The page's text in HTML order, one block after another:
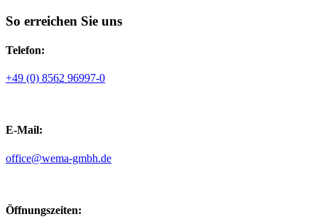
So erreichen Sie uns
Telefon:
+49 (0) 8562 96997-0
E-Mail:
ed.hbmg-amew@eciffo
Öffnungszeiten: